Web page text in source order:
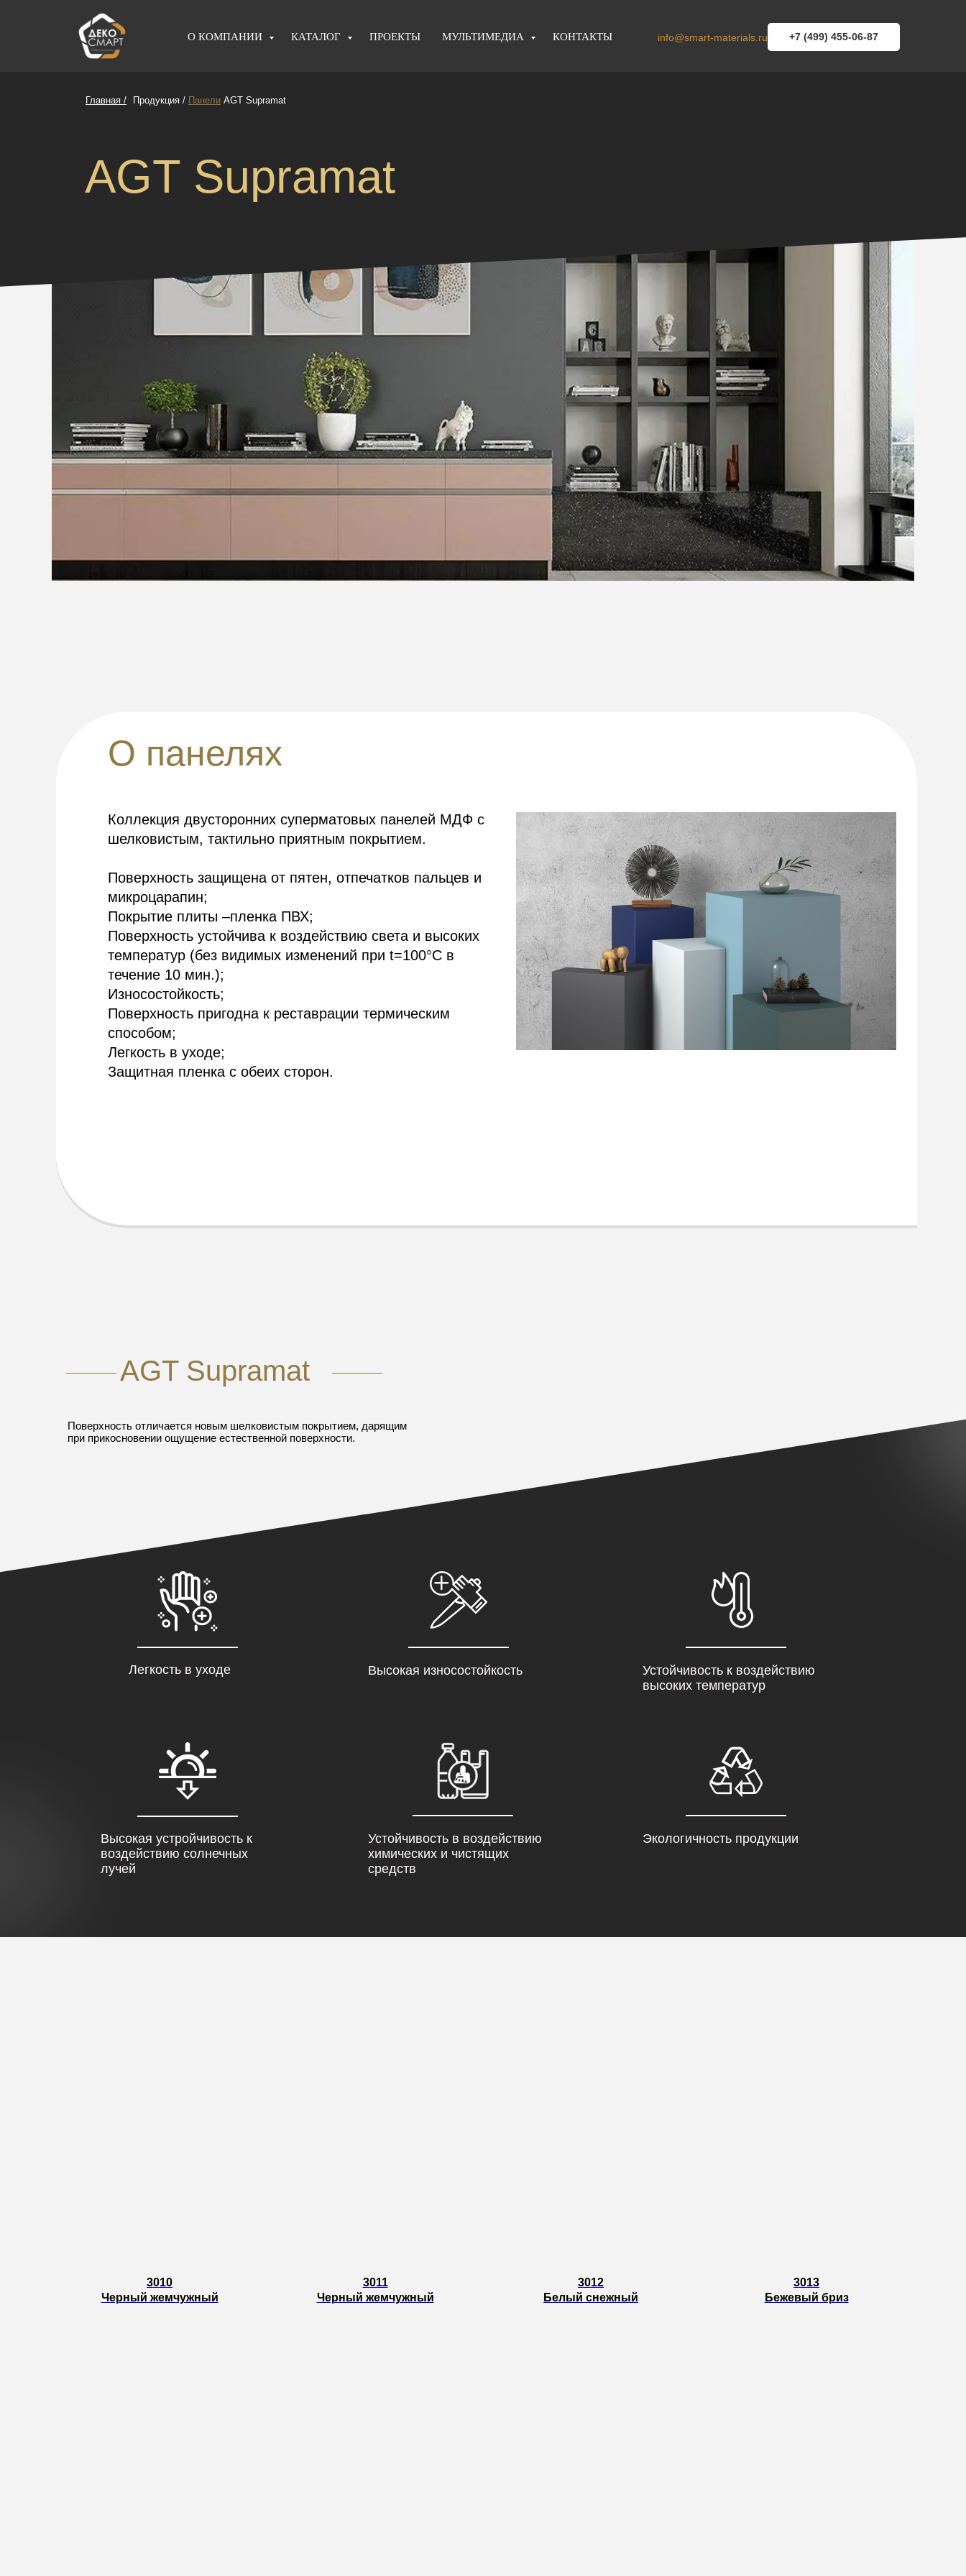
О КОМПАНИИ КАТАЛОГ ПРОЕКТЫ МУЛЬТИМЕДИА КОНТАКТЫ info@smart-materials.ru +7 (499) 455-06-87
Главная /
AGT Supramat
Продукция / Панели AGT Supramat
О панелях
Коллекция двусторонних суперматовых панелей МДФ с
шелковистым, тактильно приятным покрытием.
Поверхность защищена от пятен, отпечатков пальцев и
микроцарапин;
Покрытие плиты –пленка ПВХ;
Поверхность устойчива к воздействию света и высоких
температур (без видимых изменений при t=100°С в
течение 10 мин.);
Износостойкость;
Поверхность пригодна к реставрации термическим
способом;
Легкость в уходе;
Защитная пленка с обеих сторон.
Легкость в уходе Высокая износостойкость
Устойчивость в воздействию
химических и чистящих
средств
Экологичность продукции
Устойчивость к воздействию
высоких температур
Высокая устройчивость к
воздействию солнечных
лучей
AGT Supramat
Поверхность отличается новым шелковистым покрытием, дарящим
при прикосновении ощущение естественной поверхности.
3010
Черный жемчужный
3011
Черный жемчужный
3012
Белый снежный
3013
Бежевый бриз